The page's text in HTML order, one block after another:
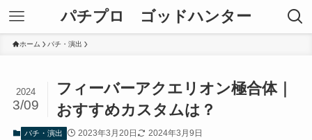
パチプロ ゴッドハンター
ホーム パチ・演出
フィーバーアクエリオン極合体｜
おすすめカスタムは？
2024
3/09
パチ・演出 2023年3月20日 2024年3月9日